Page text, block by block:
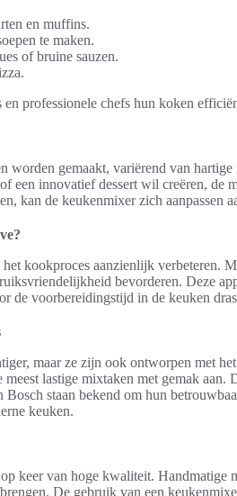
en muffins.
te maken.
of bruine sauzen.
professionele chefs hun koken
worden gemaakt, variërend van
een innovatief dessert wil creëren, de
kan de keukenmixer zich aanpassen
het kookproces aanzienlijk verbeteren.
bevorderen. Deze
de voorbereidingstijd in de keuken
maar ze zijn ook ontworpen met
lastige mixtaken met gemak aan.
staan bekend om hun
keuken.
keer van hoge kwaliteit. Handmatige
De gebruik van een